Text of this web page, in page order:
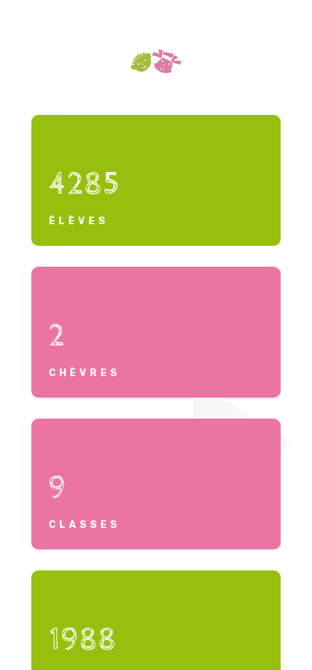
4285
ÉLÈVES
2
CHÈVRES
9
CLASSES
1988